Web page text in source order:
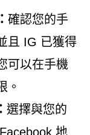
確認您的手
且 IG 已獲得
可以在手機
。
選擇與您的
地